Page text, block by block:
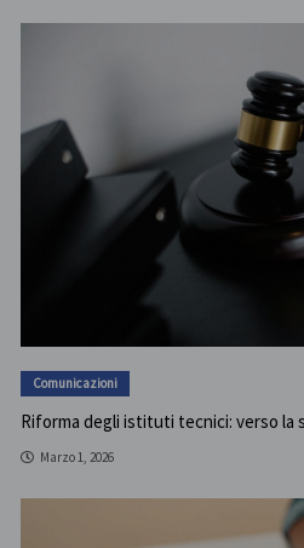
Comunicazioni
Riforma degli istituti tecnici: verso la
Marzo 1, 2026